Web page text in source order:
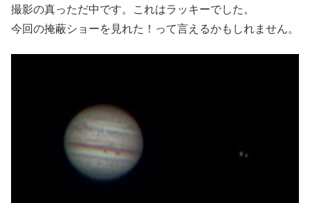
撮影の真っただ中です。これはラッキーでした。
今回の掩蔽ショーを見れた！って言えるかもしれません。